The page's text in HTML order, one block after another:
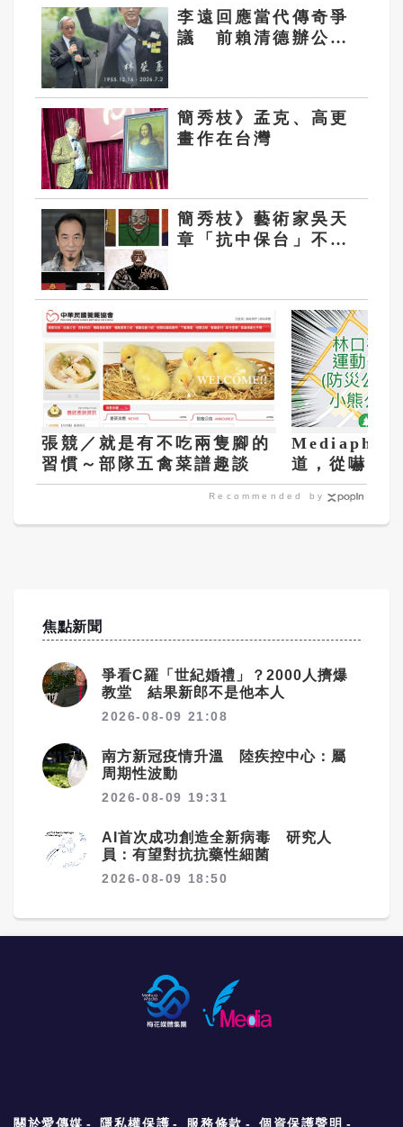
李遠回應當代傳奇爭
議 前賴清德辦公室
簡秀枝》孟克、高更
畫作在台灣
簡秀枝》藝術家吳天
章「抗中保台」不缺
張競／就是有不吃兩隻腳的
習慣～部隊五禽菜譜趣談
道，從嚇到
Recommended by
焦點新聞
爭看C羅「世紀婚禮」？2000人擠爆
教堂 結果新郎不是他本人
2026-08-09 21:08
南方新冠疫情升溫 陸疾控中心：屬
周期性波動
2026-08-09 19:31
AI首次成功創造全新病毒 研究人
員：有望對抗抗藥性細菌
2026-08-09 18:50
關於愛傳媒 隱私權保護 服務條款 個資保護聲明